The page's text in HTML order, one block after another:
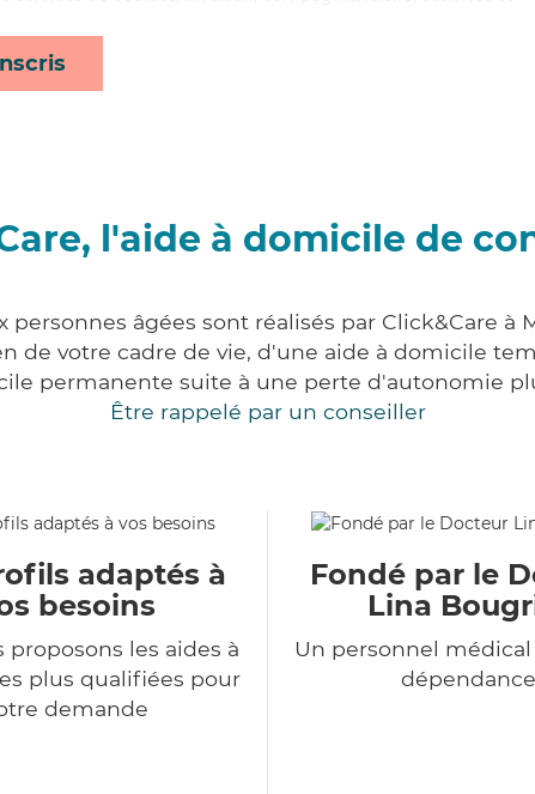
l'aide à domicile de
personnes âgées sont réalisés par Click&Care à
de votre cadre de vie, d'une aide à domicile
permanente suite à une perte d'autonomie
Être rappelé par un conseiller
adaptés à
besoins
proposons les aides à
plus qualifiées pour
demande
Fondé par le
Lina
Un personnel
dépendance